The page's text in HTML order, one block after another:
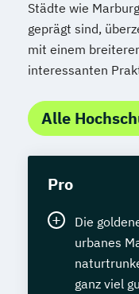
Städte wie
geprägt sind,
mit einem
interessanten
Alle
Pro
Die
urbanes
ganz viel